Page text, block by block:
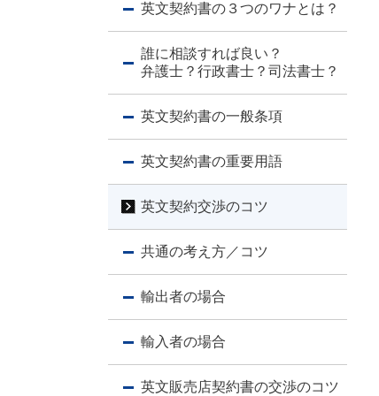
英文契約書の３つのワナとは？
誰に相談すれば良い？
弁護士？行政書士？司法書士？
英文契約書の一般条項
英文契約書の重要用語
英文契約交渉のコツ
共通の考え方／コツ
輸出者の場合
輸入者の場合
英文販売店契約書の交渉のコツ